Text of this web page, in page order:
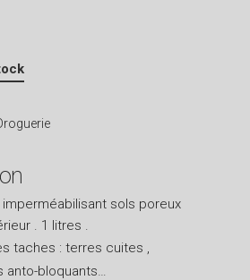
imperméabilisant sols poreux
. 1 litres .
taches : terres cuites ,
anto-bloquants…